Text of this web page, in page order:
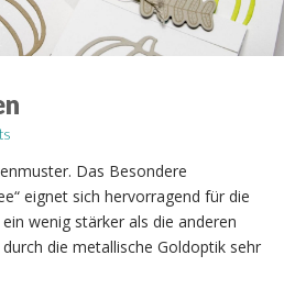
Das Besondere
eignet sich hervorragend für die
wenig stärker als die anderen
die metallische Goldoptik sehr